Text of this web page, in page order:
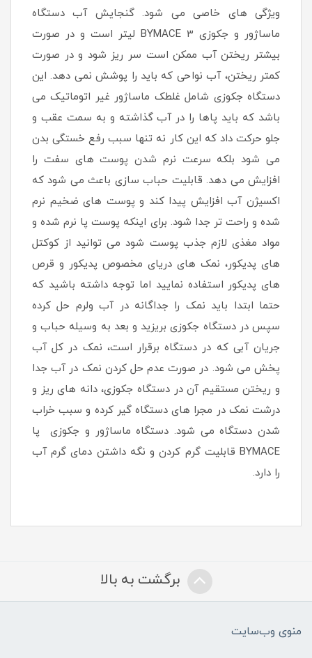
ویژگی های خاصی می شود. گنجایش آب دستگاه
ماساژور و جکوزی 3 BYMACE لیتر است و در صورت
بیشتر ریختن آب ممکن است سر ریز شود و در صورت
کمتر ریختن، آب نواحی که باید را پوشش نمی دهد. این
دستگاه جکوزی شامل غلطک ماساژور غیر اتوماتیک می
باشد که باید پاها را در آب گذاشته و به سمت عقب و
جلو حرکت داد که این کار نه تنها سبب رفع خستگی بدن
می شود بلکه سرعت نرم شدن پوست های سفت را
افزایش می دهد. قابلیت حباب سازی باعث می شود که
اکسیژن آب افزایش پیدا کند و پوست های ضخیم نرم
شده و راحت تر جدا شود. برای اینکه پوست پا نرم شده و
مواد مغذی لازم جذب پوست شود می توانید از کوکتل
های پدیکور، نمک های دریای مخصوص پدیکور و قرص
های پدیکور استفاده نمایید اما توجه داشته باشید که
حتما ابتدا باید نمک را جداگانه در آب ولرم حل کرده
سپس در دستگاه جکوزی بریزید و بعد به وسیله حباب و
جریان آبی که در دستگاه برقرار است، نمک در کل آب
پخش می شود. در صورت عدم حل کردن نمک در آب جدا
و ریختن مستقیم آن در دستگاه جکوزی، دانه های ریز و
درشت نمک در مجرا های دستگاه گیر کرده و سبب خراب
شدن دستگاه می شود. دستگاه ماساژور و جکوزی پا
BYMACE قابلیت گرم کردن و نگه داشتن دمای گرم آب
را دارد.
برگشت به بالا
منوی وب‌سایت